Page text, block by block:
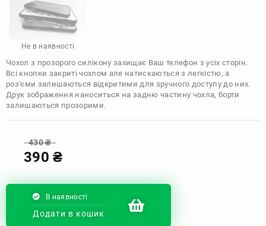
Не в наявності
Чохол з прозорого силікону захищає Ваш телефон з усіх сторін.
Всі кнопки закриті чохлом але натискаються з легкістю, а
роз'єми залишаються відкритими для зручного доступу до них.
Друк зображення наноситься на задню частину чохла, борти
залишаються прозорими.
430₴
390₴
В наявності
Додати в кошик